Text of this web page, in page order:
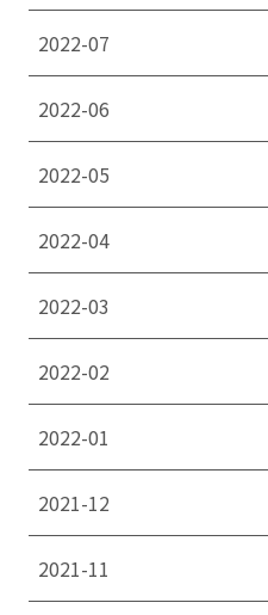
2022-07
2022-06
2022-05
2022-04
2022-03
2022-02
2022-01
2021-12
2021-11